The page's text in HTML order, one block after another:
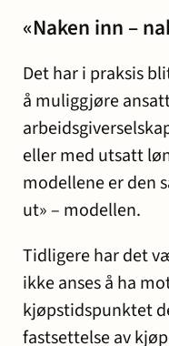
«Naken inn –
Det har i praksis
å muliggjøre
eller med utsatt
modellene er den
ut» – modellen.
Tidligere har det
ikke anses å ha
kjøpstidspunktet
fastsettelse av